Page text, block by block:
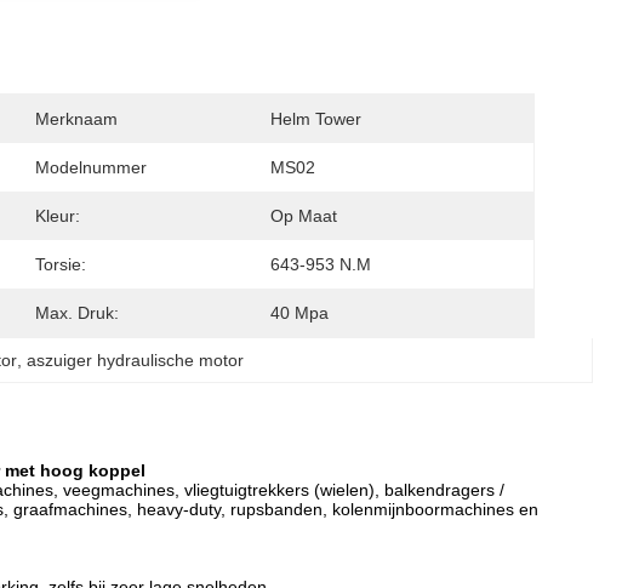
Merknaam Helm Tower
Modelnummer MS02
Kleur: Op Maat
Torsie: 643-953 N.m
Max. Druk: 40 Mpa
, aszuiger hydraulische motor
met hoog koppel
veegmachines, vliegtuigtrekkers (wielen), balkendragers /
heavy-duty, rupsbanden, kolenmijnboormachines en